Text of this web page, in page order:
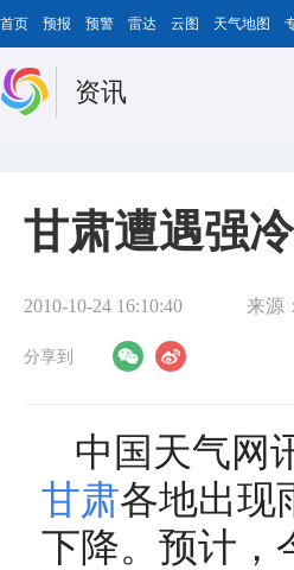
首页 预报 预警 雷达 云图 天气地图
资讯
甘肃遭遇强
2010-10-24 16:10:40 来源
分享到
中国天气网
甘肃各地出现
下降。预计，